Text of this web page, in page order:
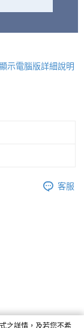
示電腦版詳細說明
客服
之詳情，及若您不希